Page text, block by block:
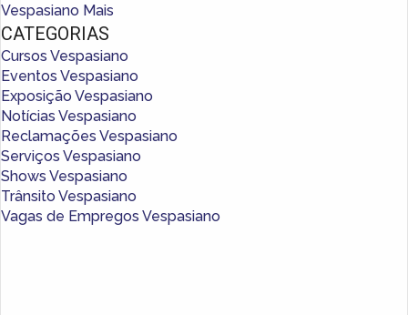
Vespasiano Mais
CATEGORIAS
Cursos Vespasiano
Eventos Vespasiano
Exposição Vespasiano
Notícias Vespasiano
Reclamações Vespasiano
Serviços Vespasiano
Shows Vespasiano
Trânsito Vespasiano
Vagas de Empregos Vespasiano